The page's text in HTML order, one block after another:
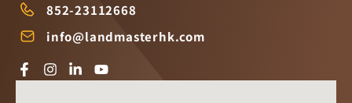
852-23112668
info@landmasterhk.com